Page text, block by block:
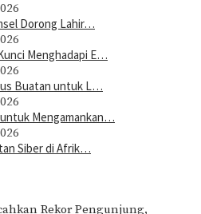
Dorong Lahir…
Menghadapi E…
Buatan untuk L…
untuk Mengamankan…
Siber di Afrik…